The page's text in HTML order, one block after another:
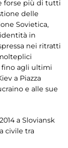
forse più di tutti
delle
Sovietica,
in
nei ritratti
fino agli ultimi
a Piazza
e alle sue
a Sloviansk
civile tra